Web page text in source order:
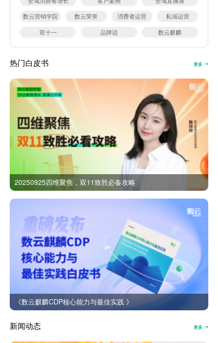
数云营销学院
数云荣誉 消费者运营
私域运营
双十一
品牌说 数云麒麟
热门白皮书 更多
20250925四维聚焦，双11致胜必备攻略
《数云麒麟CDP核心能力与最佳实践 》
新闻动态 更多